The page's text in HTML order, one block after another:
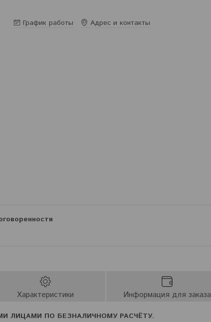
График работы Адрес и контакты
Характеристики Информация для заказа
ЛИЦАМИ ПО БЕЗНАЛИЧНОМУ РАСЧЁТУ.